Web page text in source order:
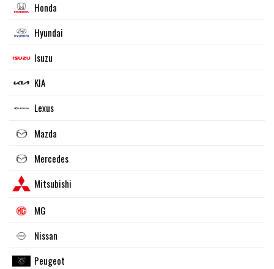
Honda
Hyundai
Isuzu
KIA
Lexus
Mazda
Mercedes
Mitsubishi
MG
Nissan
Peugeot